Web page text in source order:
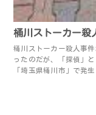
桶川ストーカー殺
桶川ストーカー殺人事
ったのだが、「探偵」
「埼玉県桶川市」で発